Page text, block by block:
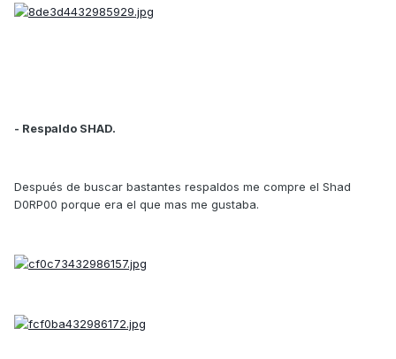
- Respaldo SHAD.
Después de buscar bastantes respaldos me compre el Shad
D0RP00 porque era el que mas me gustaba.